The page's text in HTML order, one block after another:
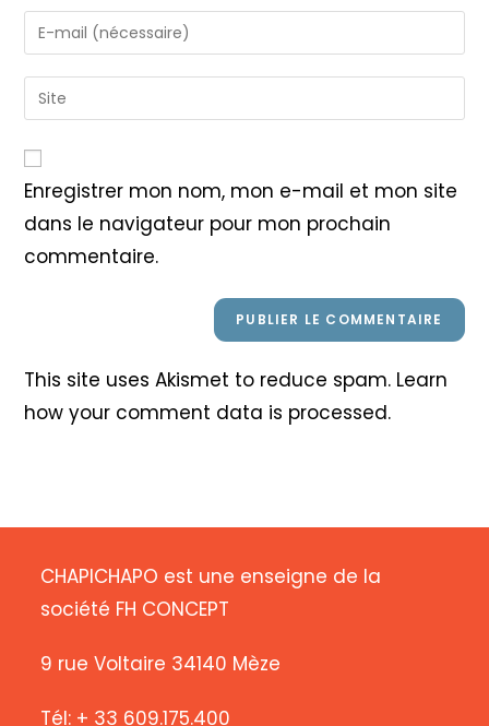
name
or
to
comment
Enter
your
email
address
Saisir
l’URL
votre
site
(facultatif)
Enregistrer mon nom, mon e-mail et mon site
dans le navigateur pour mon prochain
commentaire.
This site uses Akismet to reduce spam. Learn
how your comment data is processed.
CHAPICHAPO est une enseigne de la
société FH CONCEPT
9 rue Voltaire 34140 Mèze
Tél: + 33 609.175.400